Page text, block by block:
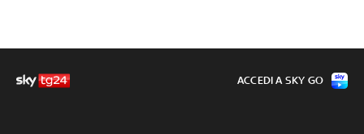
ACCEDI A SKY GO